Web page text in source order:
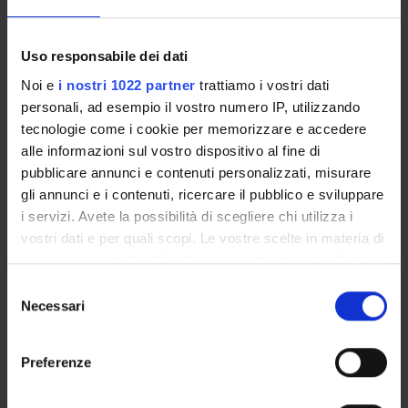
Uso responsabile dei dati
Noi e i nostri 1022 partner trattiamo i vostri dati
personali, ad esempio il vostro numero IP, utilizzando
tecnologie come i cookie per memorizzare e accedere
alle informazioni sul vostro dispositivo al fine di
pubblicare annunci e contenuti personalizzati, misurare
gli annunci e i contenuti, ricercare il pubblico e sviluppare
i servizi. Avete la possibilità di scegliere chi utilizza i
vostri dati e per quali scopi. Le vostre scelte in materia di
privacy sono applicabili solo su questa proprietà digitale
modificare o revocare il proprio consenso in qualsiasi
momento dalla Dichiarazione sui cookie o facendo clic
delNecessari
Preferenze
Centro di ricerca "L'eredità di Leopardi"
Centro di ricerca LA.LE.LIM
Centro di ricerca Rossana Bossaglia
Centro di ricerca sulla Tradizione letteraria italiana
Centro interuniversitario Fontes
Centro Interuniversitario "Guido Gozzano – Cesare
Pavese"
Centro Ricerche Storiche e Geografiche
CES - Center for European Studies
l’archeologia dell’Adriatico
CIISP - Centro Interuniversitario Internazionale di